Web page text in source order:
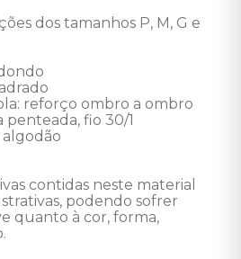
dos tamanhos P, M, G e
reforço ombro a ombro
penteada, fio 30/1
algodão
contidas neste material
podendo sofrer
quanto à cor, forma,